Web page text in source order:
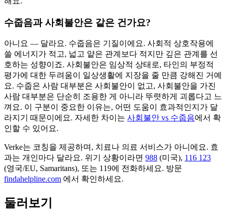
수줍음과 사회불안은 같은 건가요?
아니요 — 달라요. 수줍음은 기질이에요. 사회적 상호작용에
쓸 에너지가 적고, 넓고 얕은 관계보다 적지만 깊은 관계를 선
호하는 성향이죠. 사회불안은 임상적 상태로, 타인의 부정적
평가에 대한 두려움이 일상생활에 지장을 줄 만큼 강해진 거예
요. 수줍은 사람 대부분은 사회불안이 없고, 사회불안을 가진
사람 대부분은 단순히 조용한 게 아니라 뚜렷하게 괴롭다고 느
껴요. 이 구분이 중요한 이유는, 어떤 도움이 효과적인지가 달
라지기 때문이에요. 자세한 차이는 사회불안 vs 수줍음에서 확
인할 수 있어요.
Verke는 코칭을 제공하며, 치료나 의료 서비스가 아니에요. 효
과는 개인마다 달라요. 위기 상황이라면 988 (미국), 116 123
(영국/EU, Samaritans), 또는 119에 전화하세요. 방문
findahelpline.com 에서 확인하세요.
둘러보기